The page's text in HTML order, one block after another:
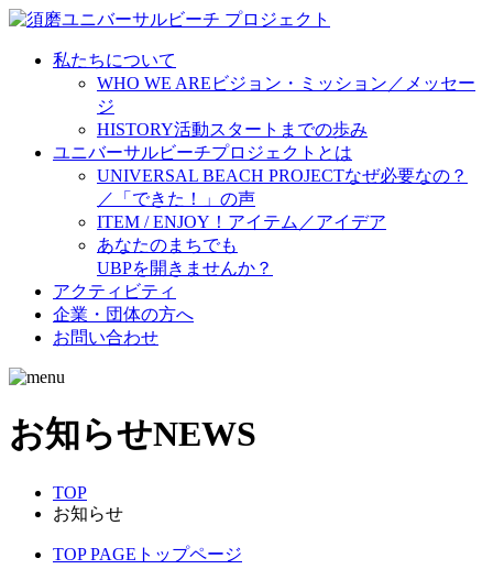
私たちについて
WHO WE ARE ビジョン・ミッション／メッセー
ジ
HISTORY活動スタートまでの歩み
ユニバーサルビーチプロジェクトとは
UNIVERSAL BEACH PROJECTなぜ必要なの？
／「できた！」の声
ITEM / ENJOY！ アイテム／アイデア
あなたのまちでも
UBPを開きませんか？
アクティビティ
企業・団体の方へ
お問い合わせ
お知らせNEWS
TOP
お知らせ
TOP PAGE トップページ